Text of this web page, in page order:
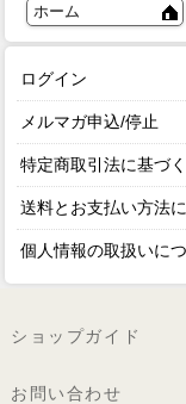
ホーム
ログイン
メルマガ申込/停止
特定商取引法に基づ
送料とお支払い方法
個人情報の取扱いに
ショップガイド
お問い合わせ